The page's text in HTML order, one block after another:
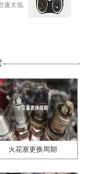
速太低
火花塞更换周期